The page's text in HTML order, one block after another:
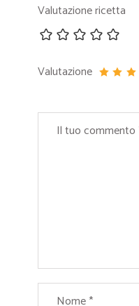
Valutazione ricetta
Valutazione